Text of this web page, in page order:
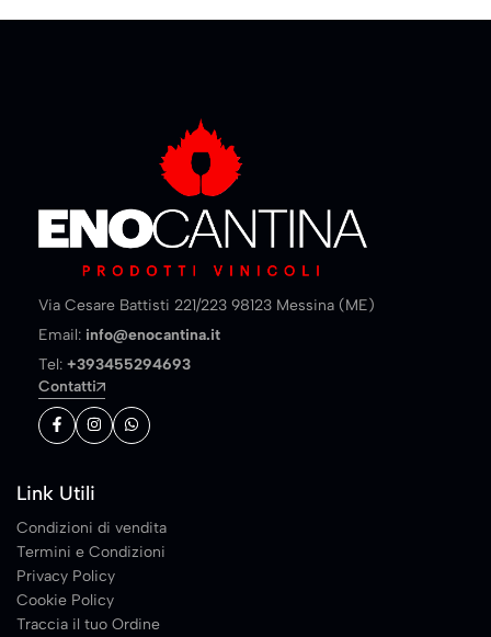
Via Cesare Battisti 221/223 98123 Messina (ME)
Email: info@enocantina.it
Tel: +393455294693
Contatti
Link Utili
Condizioni di vendita
Termini e Condizioni
Privacy Policy
Cookie Policy
Traccia il tuo Ordine